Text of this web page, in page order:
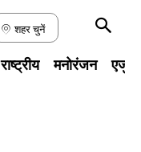
शहर चुनें
राष्ट्रीय मनोरंजन